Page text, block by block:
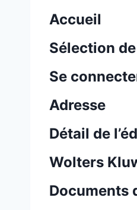
Accueil
Sélection
Se
Adresse
Détail de
Wolters
Documents